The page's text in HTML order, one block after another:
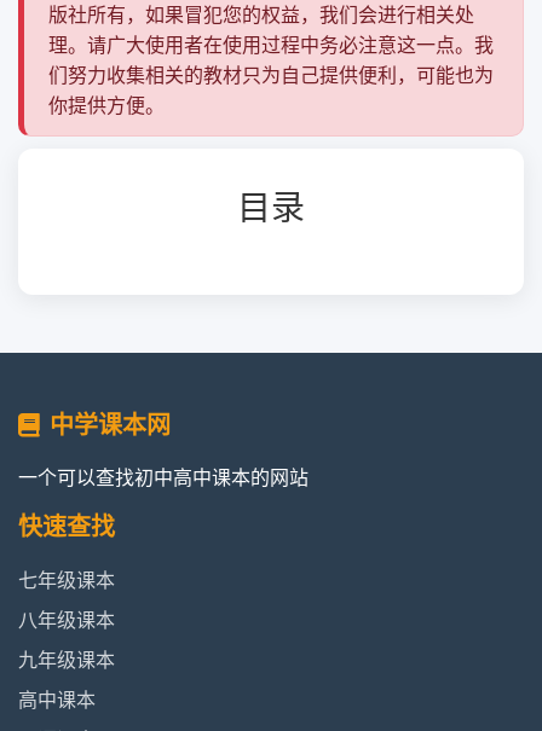
版社所有，如果冒犯您的权益，我们会进行相关处
理。请广大使用者在使用过程中务必注意这一点。我
们努力收集相关的教材只为自己提供便利，可能也为
你提供方便。
目录
中学课本网
一个可以查找初中高中课本的网站
快速查找
七年级课本
八年级课本
九年级课本
高中课本